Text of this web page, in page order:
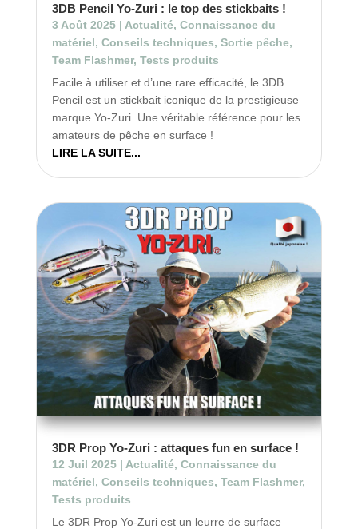
3DB Pencil Yo-Zuri : le top des stickbaits !
3 Août 2025| Actualité, Connaissance du
matériel, Conseils techniques, Sortie pêche,
Team Flashmer, Tests produits
Facile à utiliser et d’une rare efficacité, le 3DB
Pencil est un stickbait iconique de la prestigieuse
marque Yo-Zuri. Une véritable référence pour les
amateurs de pêche en surface !
LIRE LA SUITE...
3DR Prop Yo-Zuri : attaques fun en surface !
12 Juil 2025| Actualité, Connaissance du
matériel, Conseils techniques, Team Flashmer,
Tests produits
Le 3DR Prop Yo-Zuri est un leurre de surface